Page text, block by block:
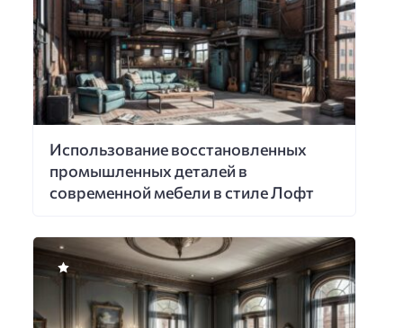
Использование восстановленных
промышленных деталей в
современной мебели в стиле Лофт